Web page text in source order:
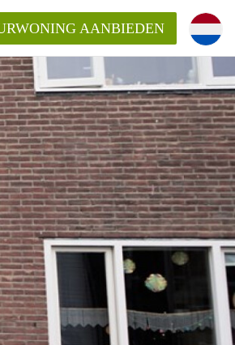
AANBIEDEN